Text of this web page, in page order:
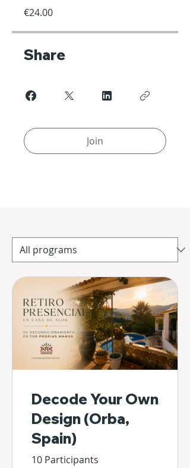
€24.00
Share
Join
Decode Your Own
Design (Orba,
Spain)
10 Participants